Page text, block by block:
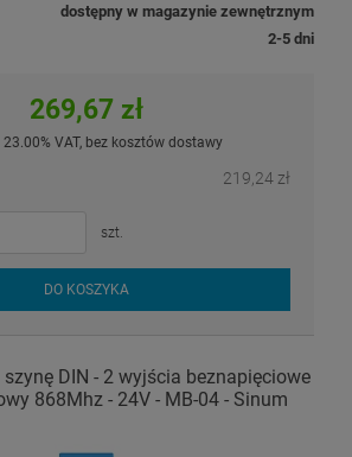
dostępny w magazynie zewnętrznym
2-5 dni
269,67 zł
VAT, bez kosztów dostawy
219,24 zł
szt.
DO KOSZYKA
szynę DIN - 2 wyjścia beznapięciowe
868Mhz - 24V - MB-04 - Sinum